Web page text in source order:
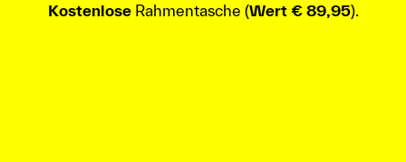
KostenloseRahmentasche (Wert € 89,95).